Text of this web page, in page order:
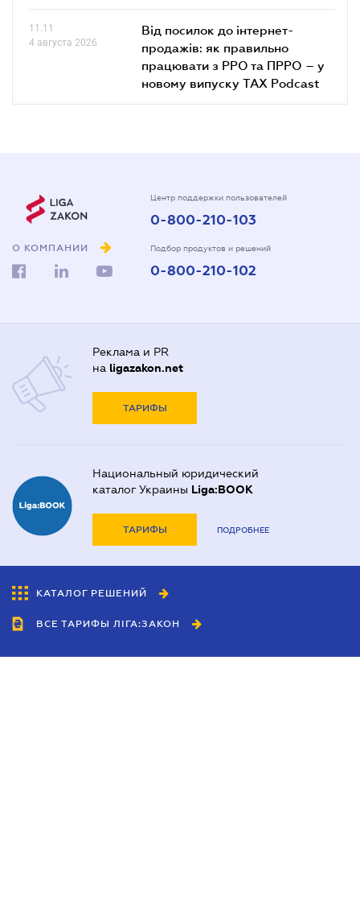
11.11
4 августа 2026
Від посилок до інтернет-
продажів: як правильно
працювати з РРО та ПРРО – у
новому випуску TAX Podcast
О КОМПАНИИ
Центр поддержки пользователей
0-800-210-103
Подбор продуктов и решений
0-800-210-102
Реклама и PR
на ligazakon.net
ТАРИФЫ
Национальный юридический
каталог Украины Liga:BOOK
ТАРИФЫ ПОДРОБНЕЕ
КАТАЛОГ РЕШЕНИЙ
ВСЕ ТАРИФЫ ЛІГА:ЗАКОН